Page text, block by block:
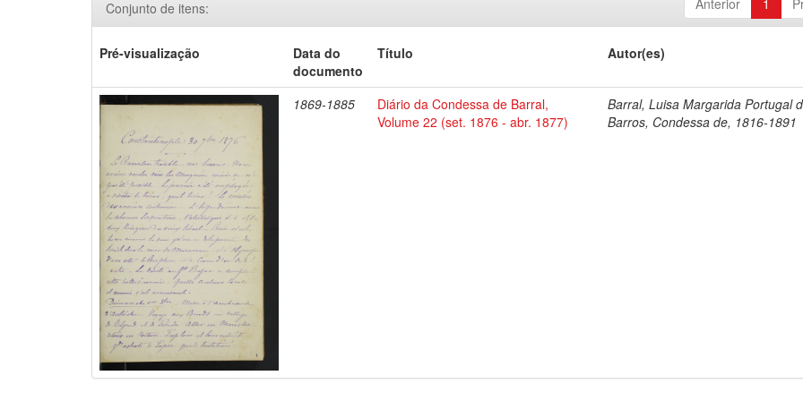
Anterior 1
Conjunto de itens:
Pré-visualização
Data do
documento
Título Autor(es)
1869-1885
Diário da Condessa de Barral,
Volume 22 (set. 1876 - abr. 1877)
Barral, Luisa Margarida Portugal
Barros, Condessa de, 1816-1891